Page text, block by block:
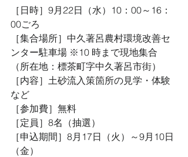
［日時］9月22日（水）10：00～16：
00ごろ
［集合場所］中久著呂農村環境改善セ
ンター駐車場 ※10 時まで現地集合
（所在地：標茶町字中久著呂市街）
［内容］土砂流入策箇所の見学・体験
など
［参加費］無料
［定員］8名（抽選）
［申込期間］8月17日（火）～9月10日
（金）